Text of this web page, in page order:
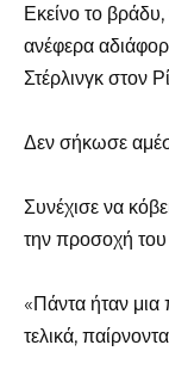
Εκείνο το
ανέφερα
Στέρλινγκ στον
Δεν σήκωσε
Συνέχισε να
την προσοχή του
«Πάντα ήταν μια
τελικά,